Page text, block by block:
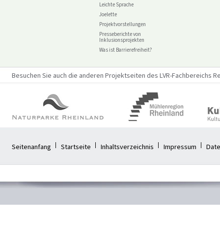
Leichte Sprache
Joelette
Projektvorstellungen
Presseberichte von
Inklusionsprojekten
Was ist Barrierefreiheit?
Besuchen Sie auch die anderen Projektseiten des LVR-Fachbereichs
Seitenanfang Startseite Inhaltsverzeichnis Impressum